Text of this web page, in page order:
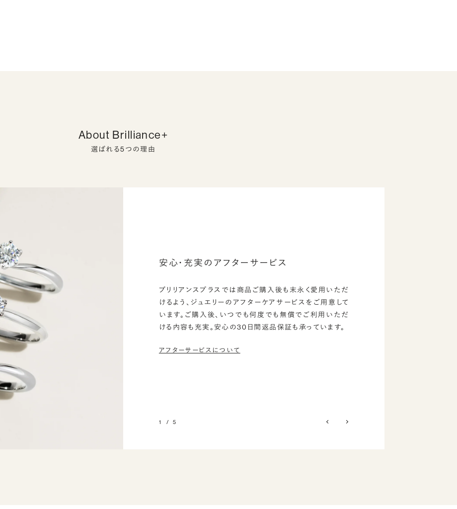
About Brilliance+
選ばれる5つの理由
安心・充実のアフターサービス
ブリリアンスプラスでは商品ご購入後も末永く愛用いただ
けるよう、ジュエリーのアフターケアサービスをご用意して
います。ご購入後、いつでも何度でも無償でご利用いただ
ける内容も充実。安心の30日間返品保証も承っています。
アフターサービスについて
1 / 5